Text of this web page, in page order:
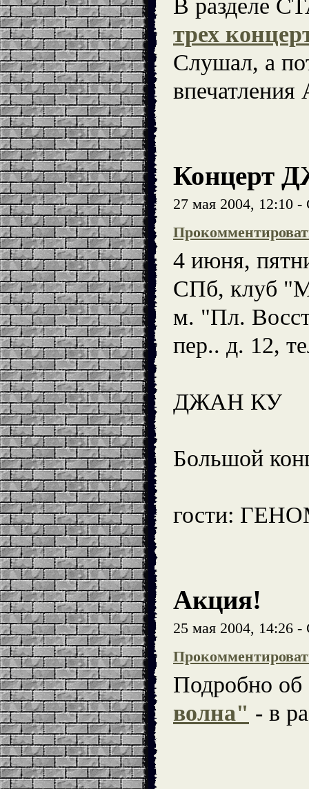
В разделе
трех
Слушал, а
впечатления
Концерт
27 мая 2004, 12:10
4 июня,
СПб, клуб
м. "Пл.
пер.. д. 12,
ДЖАН КУ
Большой
гости:
Акция!
25 мая 2004, 14:26
Подробно
волна" - в